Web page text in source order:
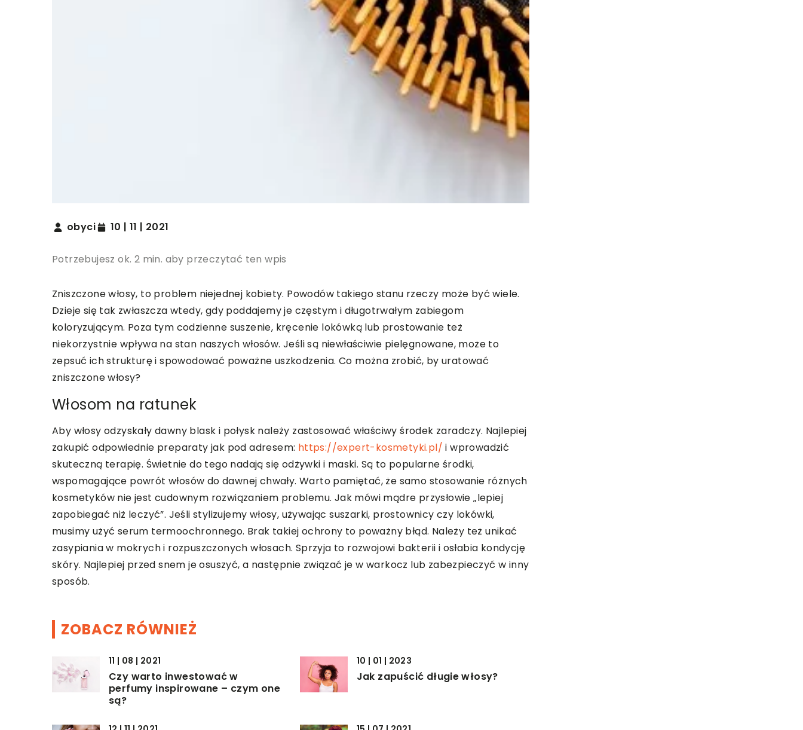
obyci 10 | 11 | 2021
Potrzebujesz ok. 2 min. aby przeczytać ten wpis
Zniszczone włosy, to problem niejednej kobiety. Powodów takiego stanu rzeczy może być wiele.
Dzieje się tak zwłaszcza wtedy, gdy poddajemy je częstym i długotrwałym zabiegom
koloryzującym. Poza tym codzienne suszenie, kręcenie lokówką lub prostowanie też
niekorzystnie wpływa na stan naszych włosów. Jeśli są niewłaściwie pielęgnowane, może to
zepsuć ich strukturę i spowodować poważne uszkodzenia. Co można zrobić, by uratować
zniszczone włosy?
Włosom na ratunek
Aby włosy odzyskały dawny blask i połysk należy zastosować właściwy środek zaradczy. Najlepiej
zakupić odpowiednie preparaty jak pod adresem: https://expert-kosmetyki.pl/ i wprowadzić
skuteczną terapię. Świetnie do tego nadają się odżywki i maski. Są to popularne środki,
wspomagające powrót włosów do dawnej chwały. Warto pamiętać, że samo stosowanie różnych
kosmetyków nie jest cudownym rozwiązaniem problemu. Jak mówi mądre przysłowie „lepiej
zapobiegać niż leczyć”. Jeśli stylizujemy włosy, używając suszarki, prostownicy czy lokówki,
musimy użyć serum termoochronnego. Brak takiej ochrony to poważny błąd. Należy też unikać
zasypiania w mokrych i rozpuszczonych włosach. Sprzyja to rozwojowi bakterii i osłabia kondycję
skóry. Najlepiej przed snem je osuszyć, a następnie związać je w warkocz lub zabezpieczyć w inny
sposób.
ZOBACZ RÓWNIEŻ
11 | 08 | 2021
Czy warto inwestować w
perfumy inspirowane – czym one
są?
10 | 01 | 2023
Jak zapuścić długie włosy?